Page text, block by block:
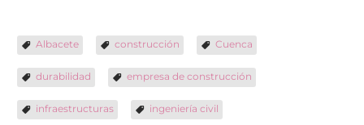
Albacete construcción Cuenca
durabilidad empresa de construcción
infraestructuras ingeniería civil